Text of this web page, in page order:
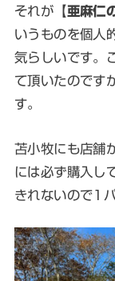
それが【亜麻仁
いうものを個人
気らしいです。
て頂いたのです
す。
苫小牧にも店舗
には必ず購入し
きれないので1